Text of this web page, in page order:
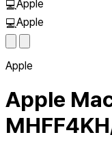
💻Apple
💻Apple
Apple
Apple